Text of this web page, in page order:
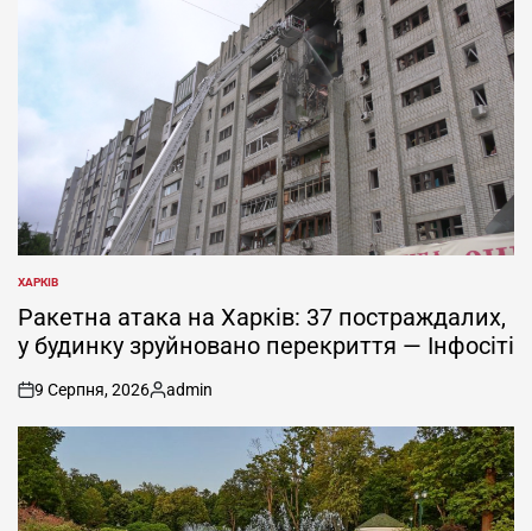
ОПУБЛІКУВАТИ
У
ХАРКІВ
Ракетна атака на Харків: 37 постраждалих,
у будинку зруйновано перекриття — Інфосіті
on
9 Серпня, 2026
Опубліковано
admin